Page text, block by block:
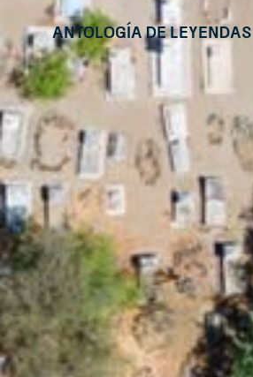
Antología de leyendas